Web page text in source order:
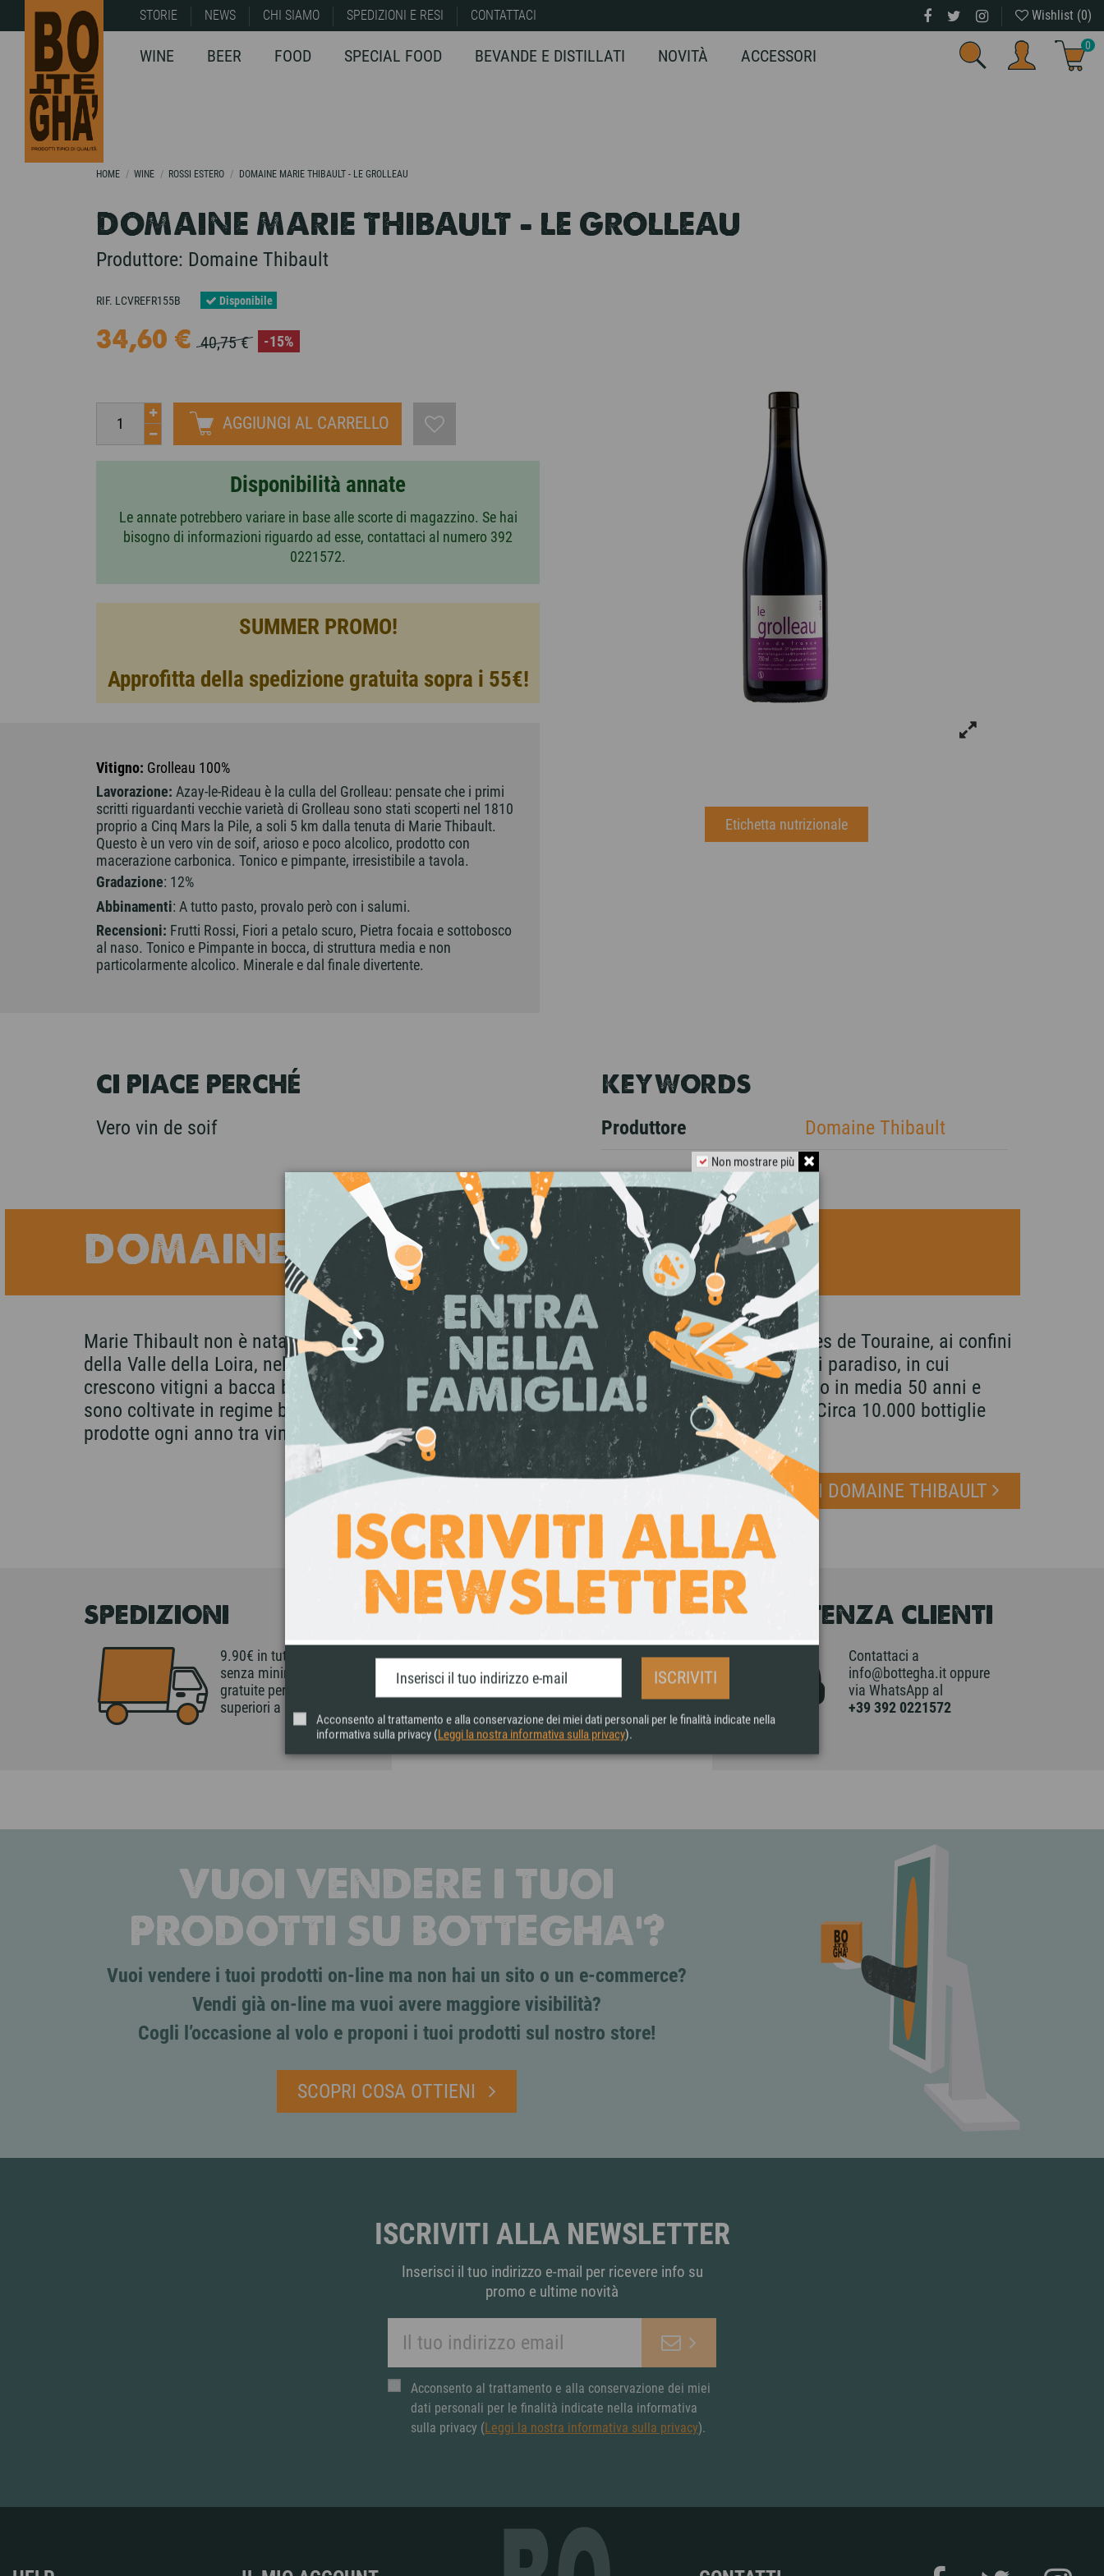
STORIE NEWS CHI SIAMO SPEDIZIONI E RESI CONTATTACI Wishlist (0)
WINE BEER FOOD SPECIAL FOOD BEVANDE E DISTILLATI NOVITÀ ACCESSORI
0
HOME WINE ROSSI ESTERO DOMAINE MARIE THIBAULT - LE GROLLEAU
DOMAINE MARIE THIBAULT - LE GROLLEAU
Produttore: Domaine Thibault
Etichetta nutrizionale
Vitigno: Grolleau 100%
Lavorazione: Azay-le-Rideau è la culla del Grolleau: pensate che i primi
scritti riguardanti vecchie varietà di Grolleau sono stati scoperti nel 1810
proprio a Cinq Mars la Pile, a soli 5 km dalla tenuta di Marie Thibault.
Questo è un vero vin de soif, arioso e poco alcolico, prodotto con
macerazione carbonica. Tonico e pimpante, irresistibile a tavola.
Gradazione: 12%
Abbinamenti: A tutto pasto, provalo però con i salumi.
Recensioni: Frutti Rossi, Fiori a petalo scuro, Pietra focaia e sottobosco
al naso. Tonico e Pimpante in bocca, di struttura media e non
particolarmente alcolico. Minerale e dal finale divertente.
RIF. LCVREFR155B Disponibile
34,60 € 40,75 € -15%
AGGIUNGI AL CARRELLO
Disponibilità annate
Le annate potrebbero variare in base alle scorte di magazzino. Se hai
bisogno di informazioni riguardo ad esse, contattaci al numero 392
0221572.
SUMMER PROMO!
Approfitta della spedizione gratuita sopra i 55€!
CI PIACE PERCHÉ
Vero vin de soif
KEYWORDS
Produttore Domaine Thibault
DOMAINE THIBAULT
Marie Thibault non è nata vignaiola ma lo diventa nel 2002. Il suo Domaine si trova a Ligniéres de Touraine, ai confini
della Valle della Loira, nella denominazione Azay-Le-Rideau. Qui Marie custodisce 3,5 ettari di paradiso, in cui
crescono vitigni a bacca bianca e rossa come Chenin Blanc, Grolleau e Gamay. Le vigne hanno in media 50 anni e
sono coltivate in regime biologico certificato dal 2014 (per scelta, non indicato in etichetta). Circa 10.000 bottiglie
prodotte ogni anno tra vini bianchi, rossi e pétillant.
TUTTI I PRODOTTI DI DOMAINE THIBAULT
SPEDIZIONI
9.90€ in tutta Italia
senza minimo di spesa,
gratuite per ordini
superiori a 99€.
PAGAMENTI SICURI
Accettiamo pagamenti
tramite bonifico bancario,
ASSISTENZA CLIENTI
Contattaci a
info@bottegha.it oppure
via WhatsApp al
+39 392 0221572
VUOI VENDERE I TUOI
PRODOTTI SU BOTTEGHA'?
Vuoi vendere i tuoi prodotti on-line ma non hai un sito o un e-commerce?
Vendi già on-line ma vuoi avere maggiore visibilità?
Cogli l’occasione al volo e proponi i tuoi prodotti sul nostro store!
SCOPRI COSA OTTIENI
ISCRIVITI ALLA NEWSLETTER
Inserisci il tuo indirizzo e-mail per ricevere info su
promo e ultime novità
Acconsento al trattamento e alla conservazione dei miei
dati personali per le finalità indicate nella informativa
sulla privacy (Leggi la nostra informativa sulla privacy).
Non mostrare più
ISCRIVITI
Acconsento al trattamento e alla conservazione dei miei dati personali per le finalità indicate nella
informativa sulla privacy (Leggi la nostra informativa sulla privacy).